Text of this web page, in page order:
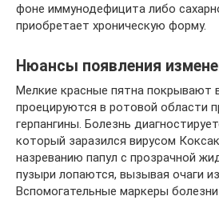
фоне иммунодефицита либо
приобретает хроническую форму.
Нюансы появления
Мелкие красные пятна покрывают
проецируются в ротовой области
герпангины. Болезнь
который заразился вирусом
назреванию папул с прозрачной
пузыри лопаются, вызывая очаги
Вспомогательные маркеры